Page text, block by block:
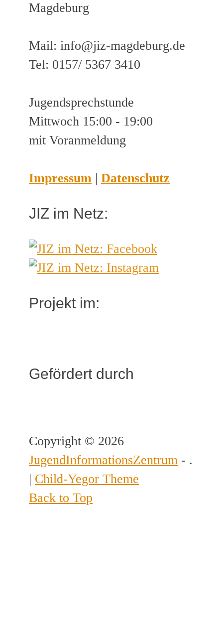
Magdeburg
Mail: info@jiz-magdeburg.de
Tel: 0157/ 5367 3410
Jugendsprechstunde
Mittwoch 15:00 - 19:00
mit Voranmeldung
Impressum | Datenschutz
JIZ im Netz:
Projekt im:
Gefördert durch
Copyright © 2026
JugendInformationsZentrum - .
| Child-Yegor Theme
Back to Top